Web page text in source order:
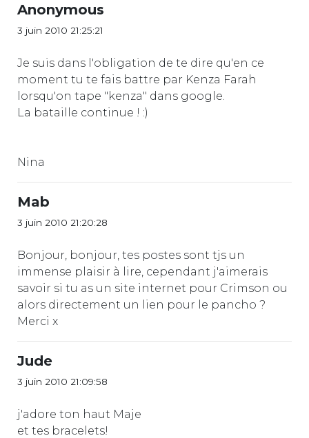
Anonymous
3 juin 2010 21:25:21
Je suis dans l'obligation de te dire qu'en ce
moment tu te fais battre par Kenza Farah
lorsqu'on tape "kenza" dans google.
La bataille continue ! :)
Nina
Mab
3 juin 2010 21:20:28
Bonjour, bonjour, tes postes sont tjs un
immense plaisir à lire, cependant j'aimerais
savoir si tu as un site internet pour Crimson ou
alors directement un lien pour le pancho ?
Merci x
Jude
3 juin 2010 21:09:58
j'adore ton haut Maje
et tes bracelets!